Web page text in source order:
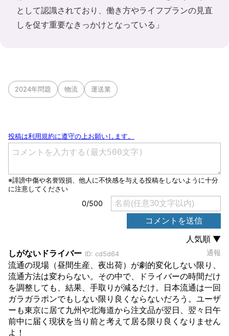
として認識されており、働き方やライフプランの見直
しを促す重要なきっかけとなっている」
2024年問題 物流 運送業